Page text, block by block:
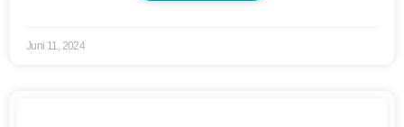
Juni 11, 2024